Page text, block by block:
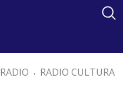
RADIO . RADIO CULTURA